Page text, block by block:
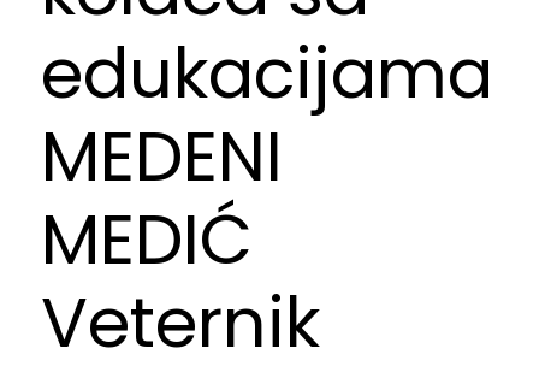
edukacijama
MEDENI
MEDIĆ
Veternik